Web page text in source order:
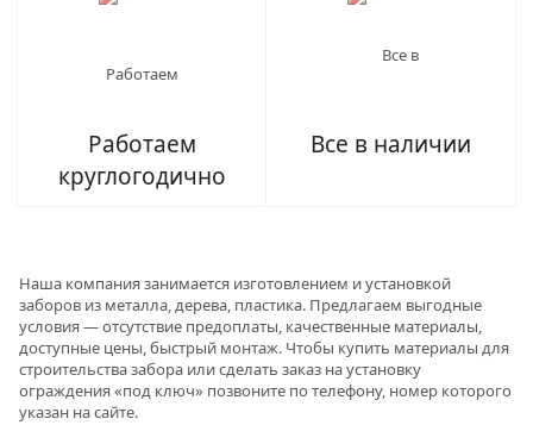
Работаем
круглогодично
Все в наличии
Наша компания занимается изготовлением и установкой
заборов из металла, дерева, пластика. Предлагаем выгодные
условия — отсутствие предоплаты, качественные материалы,
доступные цены, быстрый монтаж. Чтобы купить материалы для
строительства забора или сделать заказ на установку
ограждения «под ключ» позвоните по телефону, номер которого
указан на сайте.